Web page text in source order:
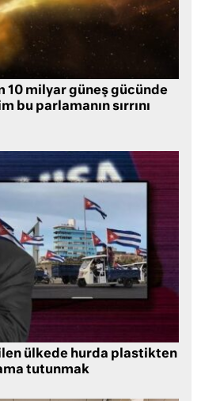
10 milyar güneş gücünde
bu parlamanın sırrını
ülkede hurda plastikten
tutunmak